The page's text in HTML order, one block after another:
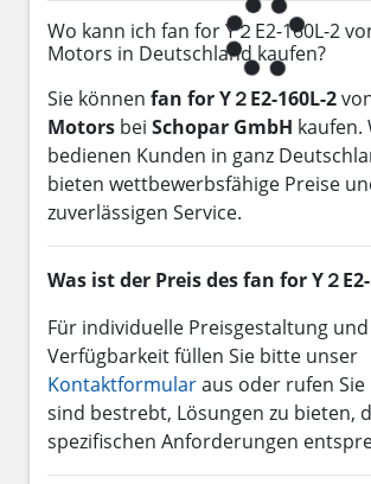
Wo kann ich fan for Y２E2-160L-2
Motors in Deutschland kaufen?
Sie können fan for Y２E2-160L-2
Motors bei Schopar GmbH kaufen.
bedienen Kunden in ganz
bieten wettbewerbsfähige Preise
zuverlässigen Service.
Was ist der Preis des fan for Y２
Für individuelle Preisgestaltung und
Verfügbarkeit füllen Sie bitte unser
Kontaktformularaus oder rufen Sie
sind bestrebt, Lösungen zu bieten,
spezifischen Anforderungen